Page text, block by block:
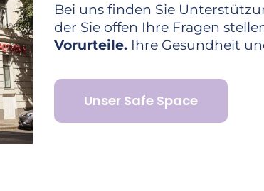
Bei uns finden Sie
der Sie offen Ihre Fragen
Vorurteile. Ihre Gesundheit
Unser Safe Space